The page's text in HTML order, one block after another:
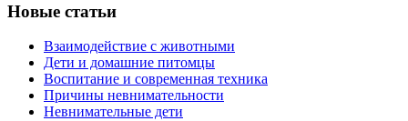
Новые статьи
Взаимодействие с животными
Дети и домашние питомцы
Воспитание и современная техника
Причины невнимательности
Невнимательные дети